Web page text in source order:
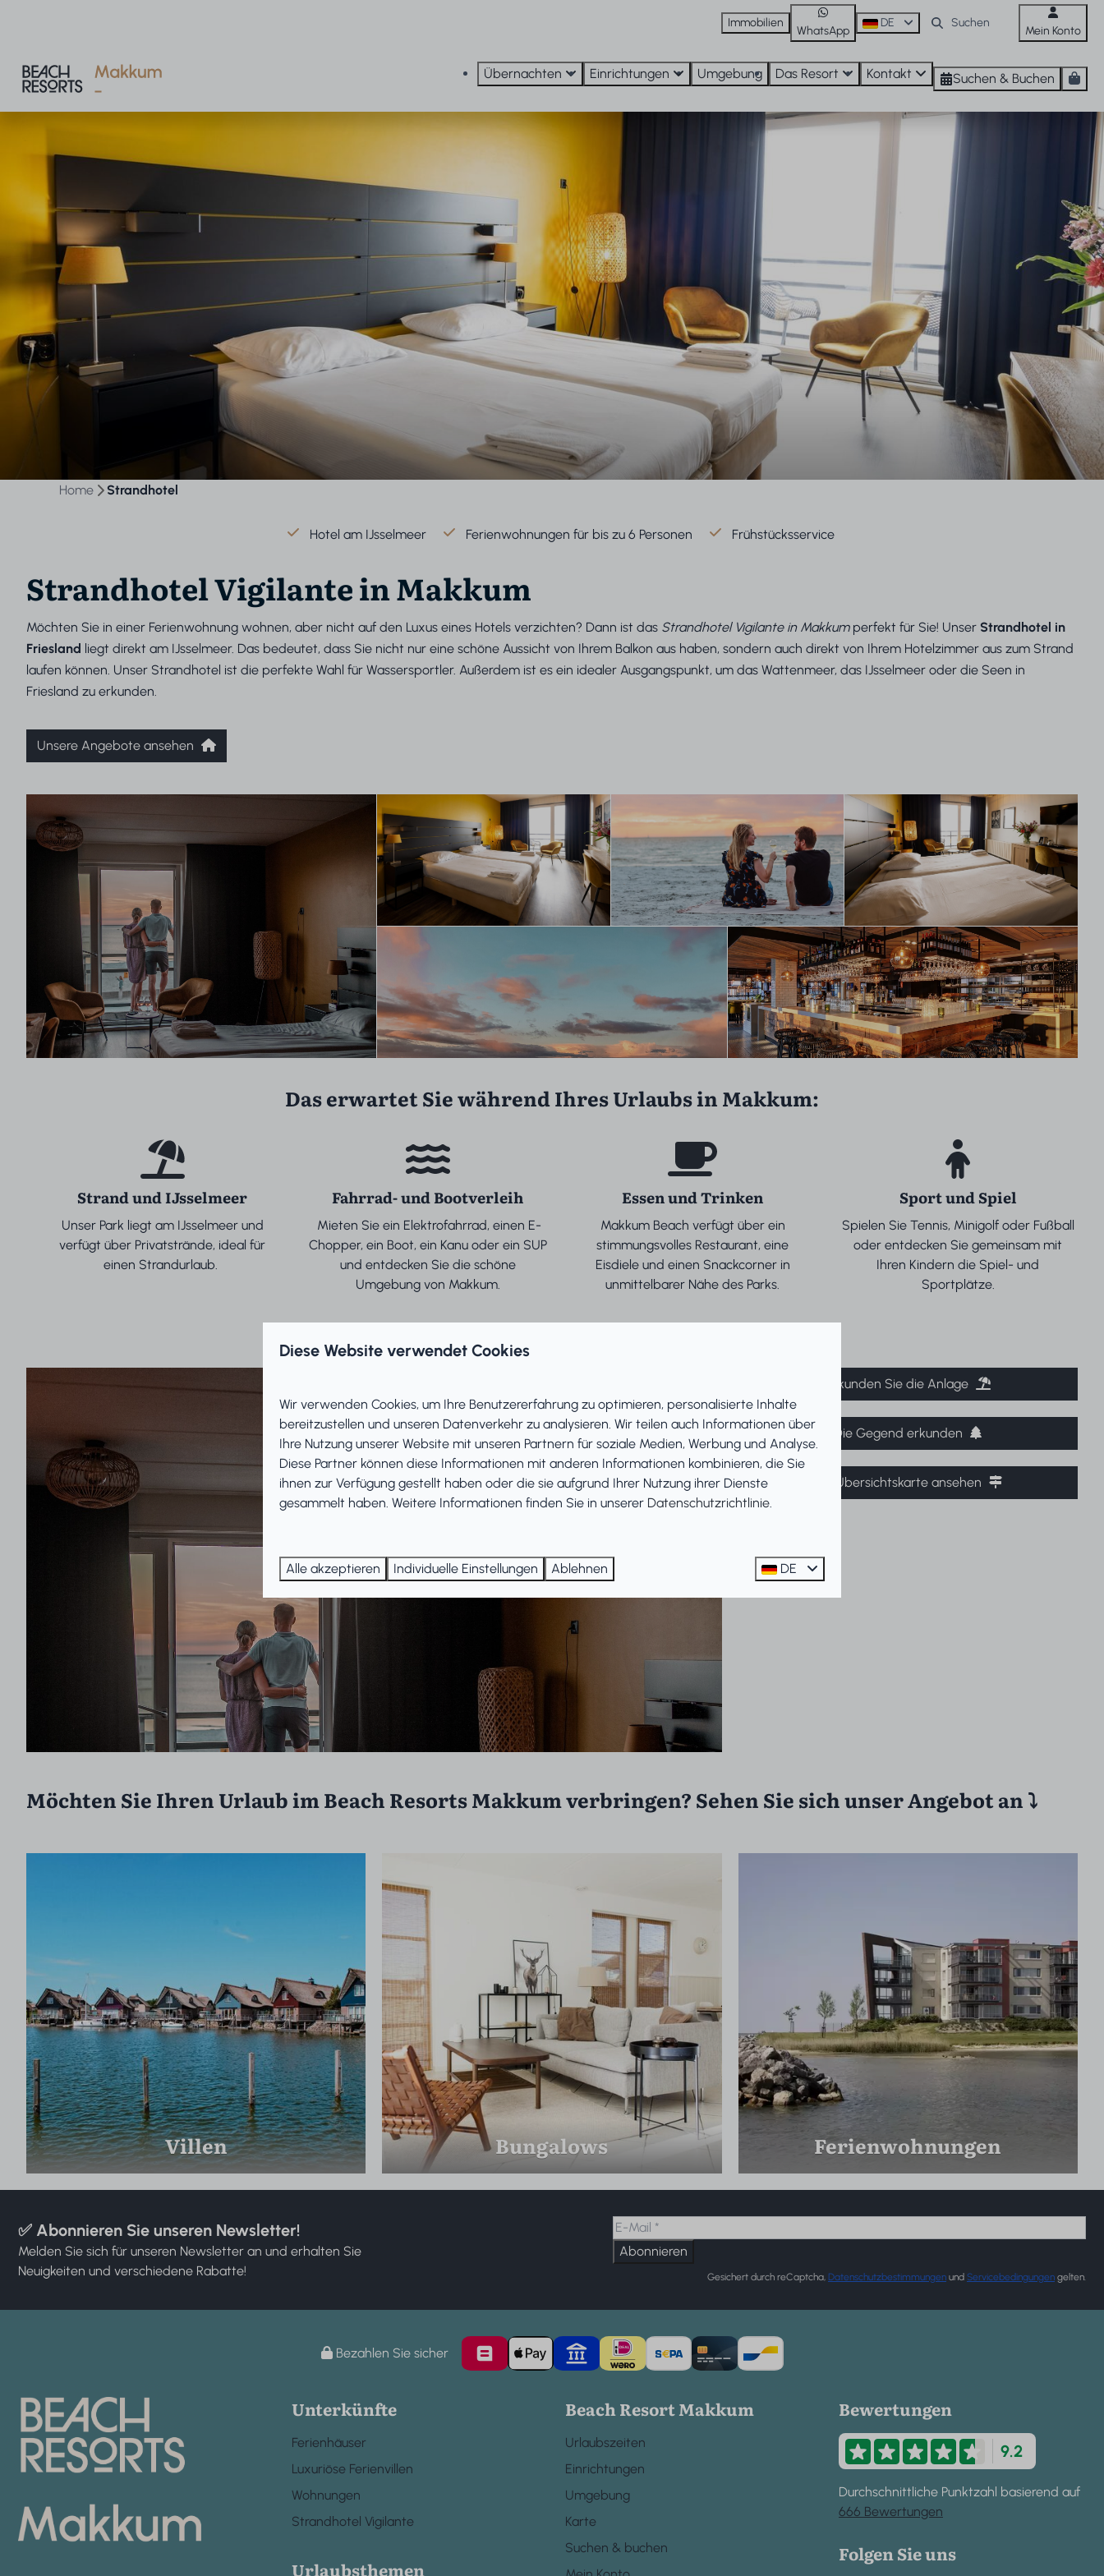
Immobilien
WhatsApp
DE
Mein Konto
Übernachten Einrichtungen Umgebung Das Resort Kontakt Suchen & Buchen
Home Strandhotel
Hotel am IJsselmeer Ferienwohnungen für bis zu 6 Personen Frühstücksservice
Strandhotel Vigilante in Makkum
Möchten Sie in einer Ferienwohnung wohnen, aber nicht auf den Luxus eines Hotels verzichten? Dann ist das Strandhotel Vigilante in Makkumperfekt für Sie! Unser Strandhotel in
Friesland liegt direkt am IJsselmeer. Das bedeutet, dass Sie nicht nur eine schöne Aussicht von Ihrem Balkon aus haben, sondern auch direkt von Ihrem Hotelzimmer aus zum Strand
laufen können. Unser Strandhotel ist die perfekte Wahl für Wassersportler. Außerdem ist es ein idealer Ausgangspunkt, um das Wattenmeer, das IJsselmeer oder die Seen in
Friesland zu erkunden.
Unsere Angebote ansehen
Das erwartet Sie während Ihres Urlaubs in Makkum:
Strand und IJsselmeer
Unser Park liegt am IJsselmeer und
verfügt über Privatstrände, ideal für
einen Strandurlaub.
Fahrrad- und Bootverleih
Mieten Sie ein Elektrofahrrad, einen E-
Chopper, ein Boot, ein Kanu oder ein SUP
und entdecken Sie die schöne
Umgebung von Makkum.
Essen und Trinken
Makkum Beach verfügt über ein
stimmungsvolles Restaurant, eine
Eisdiele und einen Snackcorner in
unmittelbarer Nähe des Parks.
Sport und Spiel
Spielen Sie Tennis, Minigolf oder Fußball
oder entdecken Sie gemeinsam mit
Ihren Kindern die Spiel- und
Sportplätze.
Erkunden Sie die Anlage
Die Gegend erkunden
Die Übersichtskarte ansehen
Möchten Sie Ihren Urlaub im Beach Resorts Makkum verbringen? Sehen Sie sich unser Angebot an ⤵
Villen Bungalows Ferienwohnungen
✅ Abonnieren Sie unseren Newsletter!
Melden Sie sich für unseren Newsletter an und erhalten Sie
Neuigkeiten und verschiedene Rabatte!
Abonnieren
Gesichert durch reCaptcha, Datenschutzbestimmungen und Servicebedingungen gelten.
Bezahlen Sie sicher
Unterkünfte
Ferienhäuser
Luxuriöse Ferienvillen
Wohnungen
Strandhotel Vigilante
Urlaubsthemen
Beach Resort Makkum
Urlaubszeiten
Einrichtungen
Umgebung
Karte
Suchen & buchen
Bewertungen
9.2
Durchschnittliche Punktzahl basierend auf
666 Bewertungen
Folgen Sie uns
Diese Website verwendet Cookies
Wir verwenden Cookies, um Ihre Benutzererfahrung zu optimieren, personalisierte Inhalte
bereitzustellen und unseren Datenverkehr zu analysieren. Wir teilen auch Informationen über
Ihre Nutzung unserer Website mit unseren Partnern für soziale Medien, Werbung und Analyse.
Diese Partner können diese Informationen mit anderen Informationen kombinieren, die Sie
ihnen zur Verfügung gestellt haben oder die sie aufgrund Ihrer Nutzung ihrer Dienste
gesammelt haben. Weitere Informationen finden Sie in unserer Datenschutzrichtlinie.
Alle akzeptieren Individuelle Einstellungen Ablehnen DE